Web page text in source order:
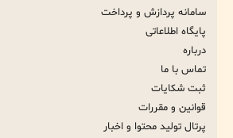
سامانه پردازش و پرداخت
پایگاه اطلاعاتی
درباره
تماس با ما
ثبت شکایات
قوانین و مقررات
پرتال تولید محتوا و اخبار